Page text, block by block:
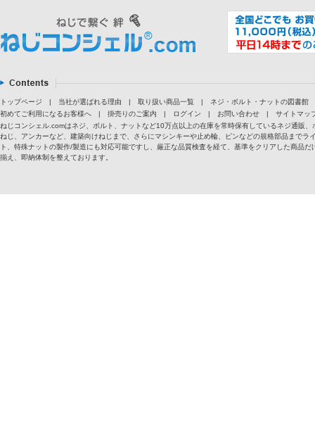
トップページ | 当社が選ばれる理由 | 取り扱い商品一覧 |
ネジ・ボルト・ナットの図書館
初めてご利用になるお客様へ
| 掛売りのご案内 | ログイン | お問い合わせ |
サイトマッ
ねじコンシェル.comはネジ、ボルト、ナットなど10万点以上の在庫を常時保有しているネジ通販
ねじ、アンカーなど、建築向けねじまで、さらにマシンキーや止め輪、ピンなどの規格部品まで
ト、特殊ナットの製作/製造にも対応可能ですし、厳正な品質検査を経て、基準をクリアした商品
揃え、即納体制を整えております。